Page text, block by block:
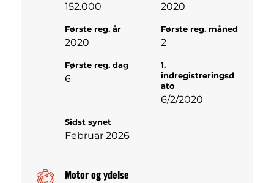
152.000 2020
Første reg. år
2020
Første reg. måned
2
Første reg. dag
6
1.
indregistreringsd
ato
6/2/2020
Sidst synet
Februar 2026
Motor og ydelse